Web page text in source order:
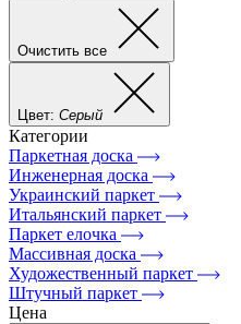
Очистить все
Цвет: Серый
Категории
Паркетная доска
Инженерная доска
Украинский паркет
Итальянский паркет
Паркет елочка
Массивная доска
Художественный паркет
Штучный паркет
Цена